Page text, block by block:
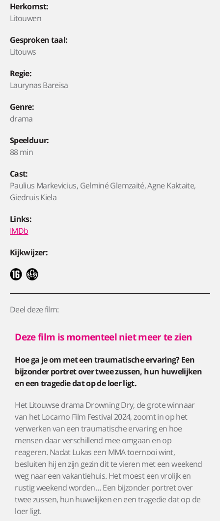
Herkomst:
Litouwen
Gesproken taal:
Litouws
Regie:
Laurynas Bareisa
Genre:
drama
Speelduur:
88 min
Cast:
Paulius Markevicius, Gelminé Glemzaité, Agne Kaktaite,
Giedruis Kiela
Links:
IMDb
Kijkwijzer:
Deel deze film:
Deze film is momenteel niet meer te zien
Hoe ga je om met een traumatische ervaring? Een
bijzonder portret over twee zussen, hun huwelijken
en een tragedie dat op de loer ligt.
Het Litouwse drama Drowning Dry, de grote winnaar
van het Locarno Film Festival 2024, zoomt in op het
verwerken van een traumatische ervaring en hoe
mensen daar verschillend mee omgaan en op
reageren. Nadat Lukas een MMA toernooi wint,
besluiten hij en zijn gezin dit te vieren met een weekend
weg naar een vakantiehuis. Het moest een vrolijk en
rustig weekend worden… Een bijzonder portret over
twee zussen, hun huwelijken en een tragedie dat op de
loer ligt.